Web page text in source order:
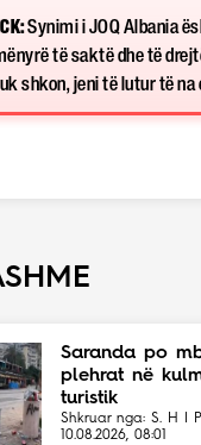
Synimi i JOQ Albania
të saktë dhe të
shkon, jeni të lutur të na
Saranda po
plehrat në
turistik
Shkruar nga: S. H |
10.08.2026, 08:01